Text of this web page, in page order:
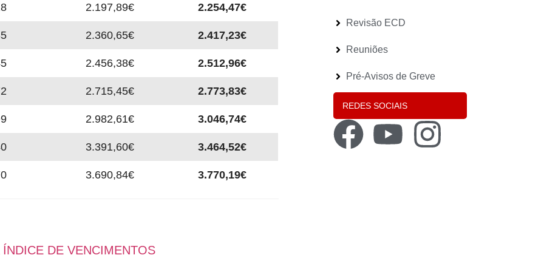
2.197,89€ 2.254,47€
2.360,65€ 2.417,23€
2.456,38€ 2.512,96€
2.715,45€ 2.773,83€
2.982,61€ 3.046,74€
3.391,60€ 3.464,52€
3.690,84€ 3.770,19€
ÍNDICE DE VENCIMENTOS
Revisão ECD
Reuniões
Pré-Avisos de Greve
REDES SOCIAIS